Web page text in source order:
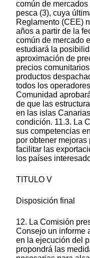
común de
pesca (3), cuya
Reglamento (CEE)
años a partir de la
común de mercado
estudiará la
aproximación de
precios
productos
todos los
Comunidad
de que las
en las islas
condición. 11.3. La
sus competencias
por obtener
facilitar las
los países
TITULO V
Disposición final
12. La Comisión
Consejo un informe
en la ejecución del
propondrá las